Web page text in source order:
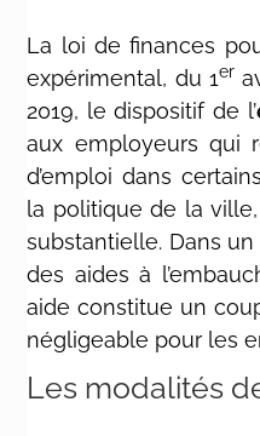
La loi de finances
expérimental, du 1er
2019, le dispositif de l’
aux employeurs qui
d’emploi dans
la politique de la
substantielle. Dans
des aides à
aide constitue un
négligeable pour les
Les modalités